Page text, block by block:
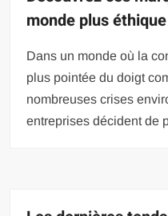
monde plus
Dans un monde où la
plus pointée du doigt
nombreuses crises
entreprises décident de